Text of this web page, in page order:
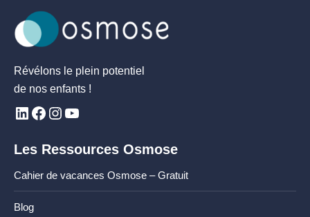
Révélons le plein potentiel
de nos enfants !
Les Ressources Osmose
Cahier de vacances Osmose – Gratuit
Blog